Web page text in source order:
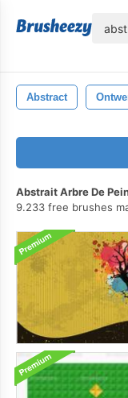
Abstract
Abstrait Arbre De
9.233 free brushes